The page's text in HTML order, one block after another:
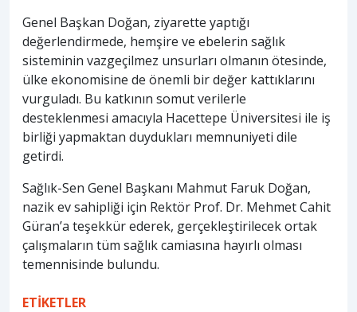
Genel Başkan Doğan, ziyarette yaptığı
değerlendirmede, hemşire ve ebelerin sağlık
sisteminin vazgeçilmez unsurları olmanın ötesinde,
ülke ekonomisine de önemli bir değer kattıklarını
vurguladı. Bu katkının somut verilerle
desteklenmesi amacıyla Hacettepe Üniversitesi ile iş
birliği yapmaktan duydukları memnuniyeti dile
getirdi.
Sağlık-Sen Genel Başkanı Mahmut Faruk Doğan,
nazik ev sahipliği için Rektör Prof. Dr. Mehmet Cahit
Güran’a teşekkür ederek, gerçekleştirilecek ortak
çalışmaların tüm sağlık camiasına hayırlı olması
temennisinde bulundu.
ETİKETLER